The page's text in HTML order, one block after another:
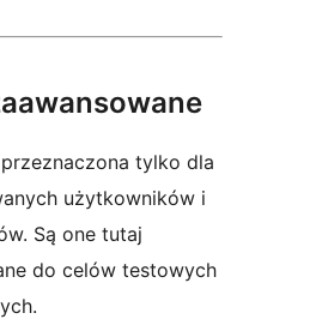
tylko dla
użytkowników i
Są one tutaj
do celów testowych